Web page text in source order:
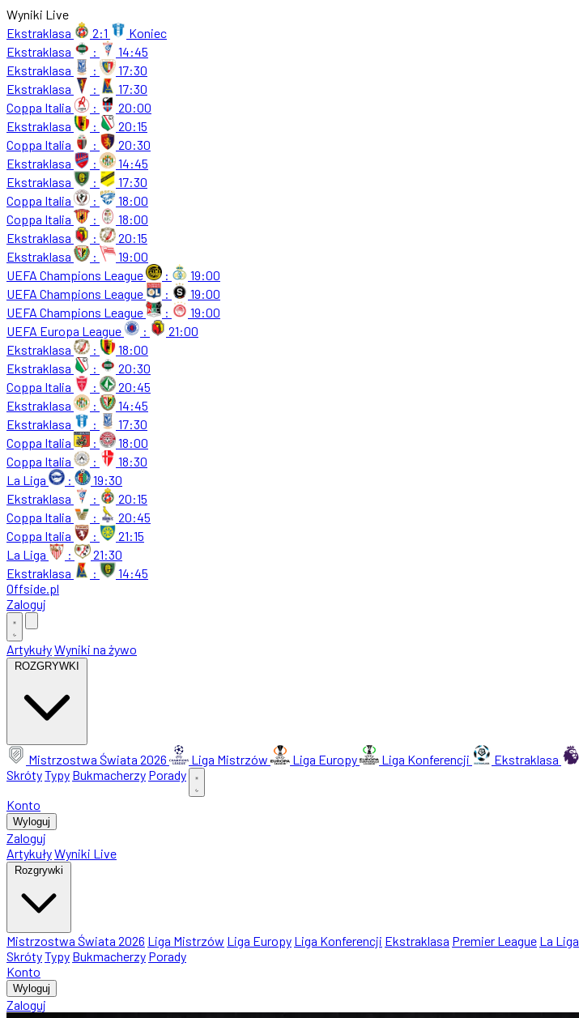
Wyniki Live
Ekstraklasa
2:1
Koniec
Ekstraklasa
:
14:45
Ekstraklasa
:
17:30
Ekstraklasa
:
17:30
Coppa Italia
:
20:00
Ekstraklasa
:
20:15
Coppa Italia
:
20:30
Ekstraklasa
:
14:45
Ekstraklasa
:
17:30
Coppa Italia
:
18:00
Coppa Italia
:
18:00
Ekstraklasa
:
20:15
Ekstraklasa
:
19:00
UEFA Champions League
:
19:00
UEFA Champions League
:
19:00
UEFA Champions League
:
19:00
UEFA Europa League
:
21:00
Ekstraklasa
:
18:00
Ekstraklasa
:
20:30
Coppa Italia
:
20:45
Ekstraklasa
:
14:45
Ekstraklasa
:
17:30
Coppa Italia
:
18:00
Coppa Italia
:
18:30
La Liga
:
19:30
Ekstraklasa
:
20:15
Coppa Italia
:
20:45
Coppa Italia
:
21:15
La Liga
:
21:30
Ekstraklasa
:
14:45
Offside.pl
Zaloguj
ArtykułyWyniki na żywo
ROZGRYWKI
Mistrzostwa Świata 2026 Liga Mistrzów Liga Europy Liga Konferencji Ekstraklasa
SkrótyTypy Bukmacherzy Porady
Konto
Wyloguj
Zaloguj
ArtykułyWyniki Live
Rozgrywki
Mistrzostwa Świata 2026 Liga Mistrzów Liga Europy Liga Konferencji Ekstraklasa Premier League La Liga
SkrótyTypy Bukmacherzy Porady
Konto
Wyloguj
Zaloguj